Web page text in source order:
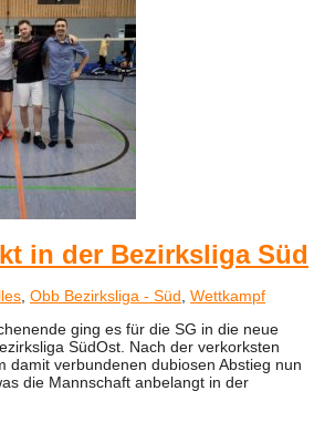
in der Bezirksliga Süd
Obb Bezirksliga - Süd Wettkampf
ging es für die SG in die neue
SüdOst. Nach der verkorksten
damit verbundenen dubiosen Abstieg nun
die Mannschaft anbelangt in der